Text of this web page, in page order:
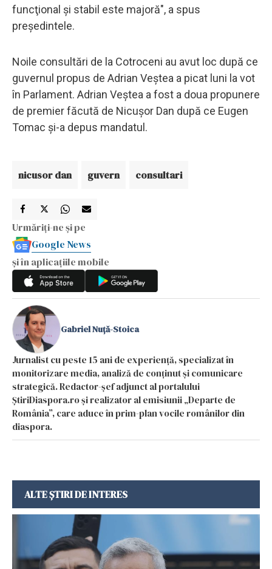
funcţional şi stabil este majoră", a spus
preşedintele.
Noile consultări de la Cotroceni au avut loc după ce
guvernul propus de Adrian Veştea a picat luni la vot
în Parlament. Adrian Veştea a fost a doua propunere
de premier făcută de Nicuşor Dan după ce Eugen
Tomac şi-a depus mandatul.
nicusor dan guvern consultari
Urmăriți-ne și pe
Google News
și în aplicațiile mobile
Gabriel Nuță-Stoica
Jurnalist cu peste 15 ani de experiență, specializat în
monitorizare media, analiză de conținut și comunicare
strategică. Redactor-șef adjunct al portalului
ȘtiriDiaspora.ro și realizator al emisiunii „Departe de
România”, care aduce în prim-plan vocile românilor din
diaspora.
ALTE ȘTIRI DE INTERES